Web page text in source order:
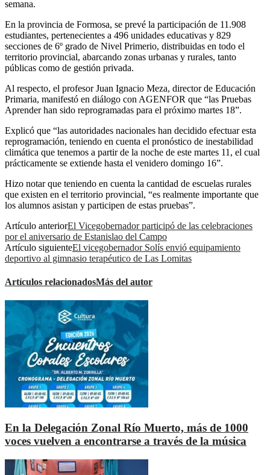
semana.
En la provincia de Formosa, se prevé la participación de 11.908
estudiantes, pertenecientes a 496 unidades educativas y 829
secciones de 6º grado de Nivel Primerio, distribuidas en todo el
territorio provincial, abarcando zonas urbanas y rurales, tanto
públicas como de gestión privada.
Al respecto, el profesor Juan Ignacio Meza, director de Educación
Primaria, manifestó en diálogo con AGENFOR que “las Pruebas
Aprender han sido reprogramadas para el próximo martes 18”.
Explicó que “las autoridades nacionales han decidido efectuar esta
reprogramación, teniendo en cuenta el pronóstico de inestabilidad
climática que tenemos a partir de la noche de este martes 11, el cual
prácticamente se extiende hasta el venidero domingo 16”.
Hizo notar que teniendo en cuenta la cantidad de escuelas rurales
que existen en el territorio provincial, “es realmente importante que
los alumnos asistan y participen de estas pruebas”.
Artículo anteriorEl Vicegobernador participó de las celebraciones
por el aniversario de Estanislao del Campo
Artículo siguienteEl vicegobernador Solís envió equipamiento
deportivo al gimnasio terapéutico de Las Lomitas
Artículos relacionadosMás del autor
En la Delegación Zonal Río Muerto, más de 1000
voces vuelven a encontrarse a través de la música